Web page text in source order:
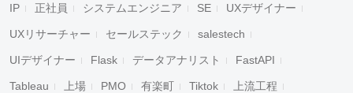
IP 正社員 システムエンジニア SE UXデザイナー
UXリサーチャー セールステック salestech
UIデザイナー Flask データアナリスト FastAPI
Tableau 上場 PMO 有楽町 Tiktok 上流工程